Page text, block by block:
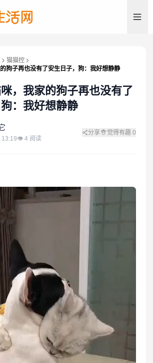
猫猫控
狗子再也没有了安生日子，狗：我好想静静
，我家的狗子再也没有了
：我好想静静
👁 4 阅读
分享 觉得有趣 0